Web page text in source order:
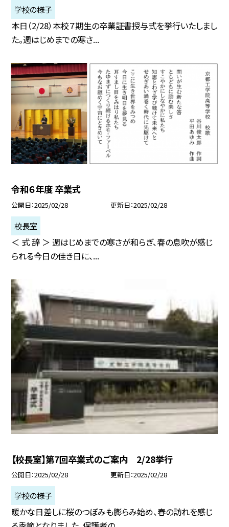
学校の様子
本日（2/28）本校７期生の卒業証書授与式を挙行いたしまし
た。週はじめまでの寒さ...
令和６年度 卒業式
公開日 2025/02/28 更新日 2025/02/28
校長室
＜ 式 辞 ＞ 週はじめまでの寒さが和らぎ、春の息吹が感じ
られる今日の佳き日に、...
【校長室】第7回卒業式のご案内 2/28挙行
公開日 2025/02/28 更新日 2025/02/28
学校の様子
暖かな日差しに桜のつぼみも膨らみ始め、春の訪れを感じ